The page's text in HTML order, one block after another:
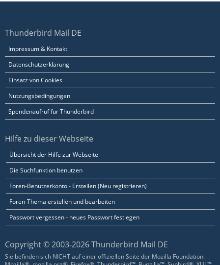
Thunderbird Mail DE
Impressum & Kontakt
Datenschutzerklärung
Einsatz von Cookies
Nutzungsbedingungen
Spendenaufruf für Thunderbird
Hilfe zu dieser Webseite
Übersicht der Hilfe zur Webseite
Die Suchfunktion benutzen
Foren-Benutzerkonto - Erstellen (Neu registrieren)
Foren-Thema erstellen und bearbeiten
Passwort vergessen - neues Passwort festlegen
Copyright © 2003-2026 Thunderbird Mail DE
Sie befinden sich NICHT auf einer offiziellen Seite der Mozilla Foundation.